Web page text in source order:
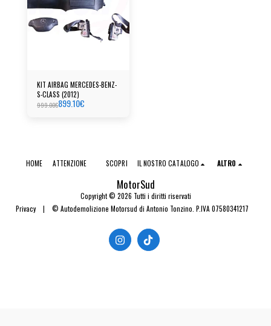
KIT AIRBAG MERCEDES-BENZ-
S-CLASS (2012)
999.00€899.10€
MotorSud
Copyright © 2026 Tutti i diritti riservati
Privacy| © Autodemolizione Motorsud di Antonio Tonzino. P.IVA 07580341217
HOME ATTENZIONE SCOPRI IL NOSTRO CATALOGO ALTRO